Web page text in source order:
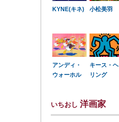
KYNE(キネ) 小松美羽
アンディ・
ウォーホル
キース・ヘ
リング
いちおし 洋画家